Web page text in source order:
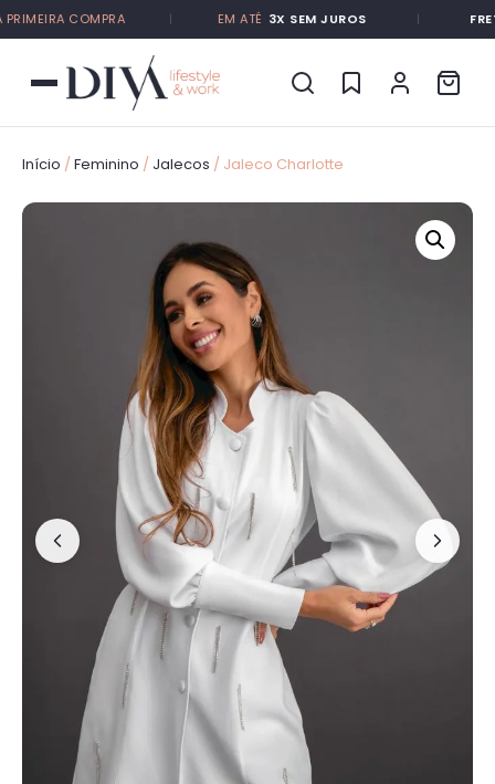
COMPRA EM ATÉ 3X SEM JUROS
Início /Feminino / Jalecos / Jaleco Charlotte